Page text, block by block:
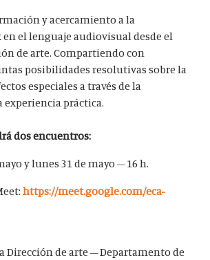
y acercamiento a la
en el lenguaje audiovisual desde el
de arte. Compartiendo con
posibilidades resolutivas sobre la
especiales a través de la
práctica.
dos encuentros:
y lunes 31 de mayo – 16 h.
https://meet.google.com/eca-
Dirección de arte – Departamento de